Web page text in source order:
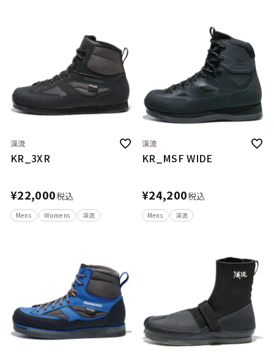
渓流
KR_3XR
¥22,000税込
Mens Womens 渓流
渓流
KR_MSF WIDE
¥24,200税込
Mens 渓流